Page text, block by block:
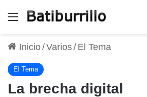
Menú
Inicio/Varios/ El Tema
El Tema
La brecha digital